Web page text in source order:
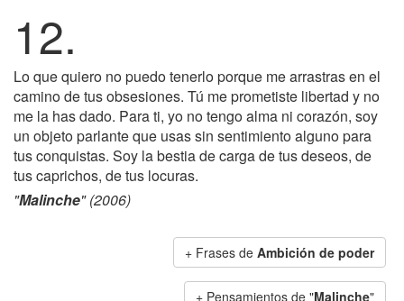
12.
Lo que quiero no puedo tenerlo porque me arrastras en el
camino de tus obsesiones. Tú me prometiste libertad y no
me la has dado. Para ti, yo no tengo alma ni corazón, soy
un objeto parlante que usas sin sentimiento alguno para
tus conquistas. Soy la bestia de carga de tus deseos, de
tus caprichos, de tus locuras.
"Malinche" (2006)
+ Frases de Ambición de poder
+ Pensamientos de "Malinche"